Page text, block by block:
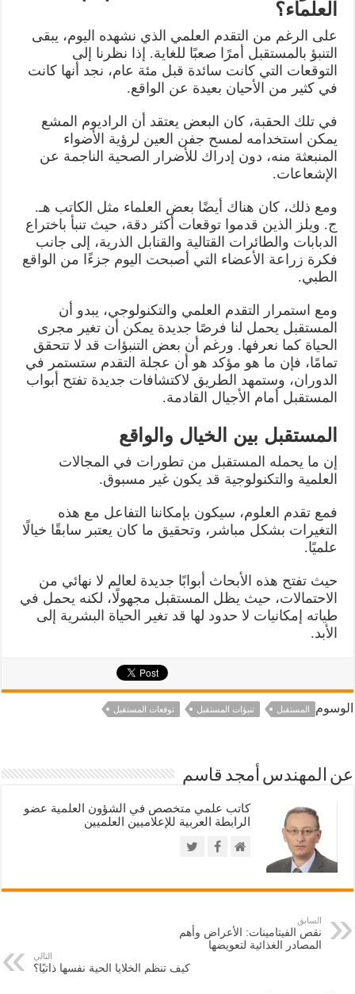
العلماء؟
على الرغم من التقدم العلمي الذي نشهده اليوم، يبقى
التنبؤ بالمستقبل أمرًا صعبًا للغاية. إذا نظرنا إلى
التوقعات التي كانت سائدة قبل مئة عام، نجد أنها كانت
في كثير من الأحيان بعيدة عن الواقع.
في تلك الحقبة، كان البعض يعتقد أن الراديوم المشع
يمكن استخدامه لمسح جفن العين لرؤية الأضواء
المنبعثة منه، دون إدراك للأضرار الصحية الناجمة عن
الإشعاعات.
ومع ذلك، كان هناك أيضًا بعض العلماء مثل الكاتب هـ.
ج. ويلز الذين قدموا توقعات أكثر دقة، حيث تنبأ باختراع
الدبابات والطائرات القتالية والقنابل الذرية، إلى جانب
فكرة زراعة الأعضاء التي أصبحت اليوم جزءًا من الواقع
الطبي.
ومع استمرار التقدم العلمي والتكنولوجي، يبدو أن
المستقبل يحمل لنا فرصًا جديدة يمكن أن تغير مجرى
الحياة كما نعرفها. ورغم أن بعض التنبؤات قد لا تتحقق
تمامًا، فإن ما هو مؤكد هو أن عجلة التقدم ستستمر في
الدوران، وستمهد الطريق لاكتشافات جديدة تفتح أبواب
المستقبل أمام الأجيال القادمة.
المستقبل بين الخيال والواقع
إن ما يحمله المستقبل من تطورات في المجالات
العلمية والتكنولوجية قد يكون غير مسبوق.
فمع تقدم العلوم، سيكون بإمكاننا التفاعل مع هذه
التغيرات بشكل مباشر، وتحقيق ما كان يعتبر سابقًا خيالًا
علميًا.
حيث تفتح هذه الأبحاث أبوابًا جديدة لعالم لا نهائي من
الاحتمالات، حيث يظل المستقبل مجهولًا، لكنه يحمل في
طياته إمكانيات لا حدود لها قد تغير الحياة البشرية إلى
الأبد.
الوسوم المستقبل تنبؤات المستقبل توقعات المستقبل
عن المهندس أمجد قاسم
كاتب علمي متخصص في الشؤون العلمية عضو
الرابطة العربية للإعلاميين العلميين
السابق
نقص الفيتامينات: الأعراض وأهم
المصادر الغذائية لتعويضها
التالي
كيف تنظم الخلايا الحية نفسها ذاتيًا؟